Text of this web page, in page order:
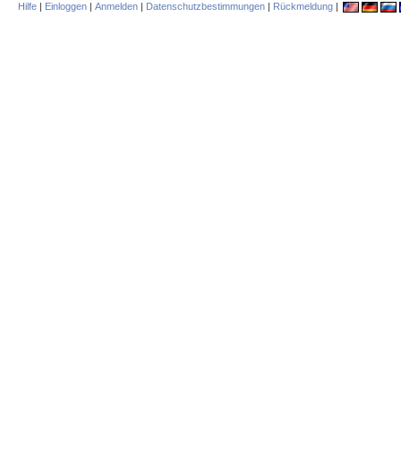
Hilfe | Einloggen | Anmelden | Datenschutzbestimmungen | Rückmeldung |